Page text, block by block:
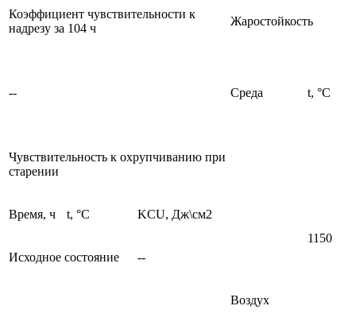
Коэффициент чувствительности к
надрезу за 104 ч
Жаростойкость
-- Среда t, °С
Чувствительность к охрупчиванию при
старении
Воздух
1150
Время, ч t, °C KCU, Дж\см2
Исходное состояние --